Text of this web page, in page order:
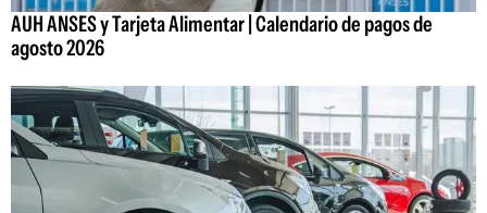
AUH ANSES y Tarjeta Alimentar | Calendario de pagos de
agosto 2026